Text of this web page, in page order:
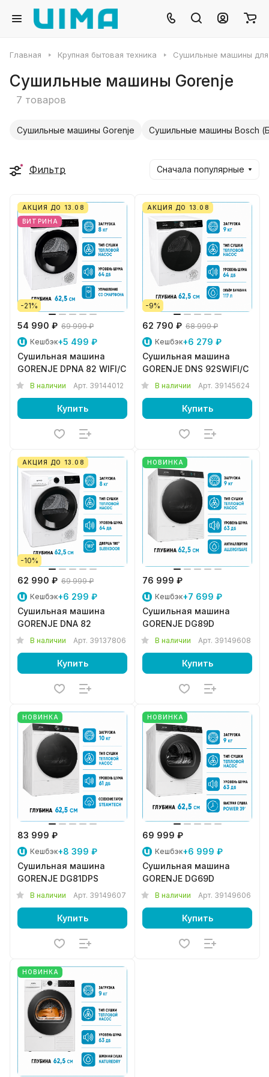
Главная Крупная бытовая техника Сушильные машины для
Сушильные машины Gorenje
7 товаров
Сушильные машины Gorenje Сушильные машины Bosch
Фильтр Сначала популярные
АКЦИЯ ДО 13.08
ВИТРИНА
-21%
54 990 ₽ 69 999 ₽
Кешбэк+5 499 ₽
Сушильная машина
GORENJE DPNA 82 WIFI/C
В наличии Арт. 39144012
Купить
АКЦИЯ ДО 13.08
-9%
62 790 ₽ 68 999 ₽
Кешбэк+6 279 ₽
Сушильная машина
GORENJE DNS 92SWIFI/C
В наличии Арт. 39145624
Купить
АКЦИЯ ДО 13.08
-10%
62 990 ₽ 69 999 ₽
Кешбэк+6 299 ₽
Сушильная машина
GORENJE DNA 82
В наличии Арт. 39137806
Купить
НОВИНКА
76 999 ₽
Кешбэк+7 699 ₽
Сушильная машина
GORENJE DG89D
В наличии Арт. 39149608
Купить
НОВИНКА
83 999 ₽
Кешбэк+8 399 ₽
Сушильная машина
GORENJE DG81DPS
В наличии Арт. 39149607
Купить
НОВИНКА
69 999 ₽
Кешбэк+6 999 ₽
Сушильная машина
GORENJE DG69D
В наличии Арт. 39149606
Купить
НОВИНКА